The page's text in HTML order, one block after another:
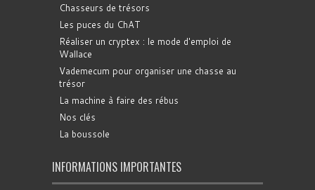
Chasseurs de trésors
Les puces du ChAT
Réaliser un cryptex : le mode d'emploi de
Wallace
Vademecum pour organiser une chasse au
trésor
La machine à faire des rébus
Nos clés
La boussole
INFORMATIONS IMPORTANTES